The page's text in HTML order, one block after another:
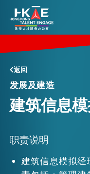
香港优势
居港须知
人才支援
返回
发展及建造
建筑信息
职责说明
建筑信息模拟